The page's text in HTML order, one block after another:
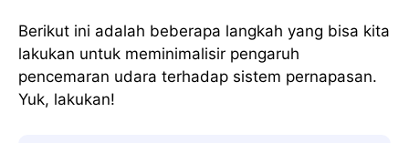
Berikut ini adalah beberapa langkah yang bisa kita
lakukan untuk meminimalisir pengaruh
pencemaran udara terhadap sistem pernapasan.
Yuk, lakukan!